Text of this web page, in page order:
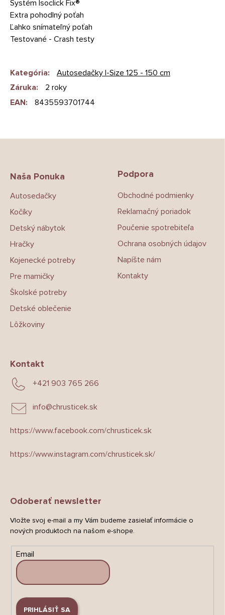
Systém Isoclick Fix®
Extra pohodlný poťah
Ľahko snímateľný poťah
Testované - Crash testy
Kategória:
Autosedačky I-Size 125 - 150 cm
Záruka:
2 roky
EAN: 8435593701744
Naša Ponuka
Autosedačky
Kočíky
Detský nábytok
Hračky
Kojenecké potreby
Pre mamičky
Školské potreby
Detské oblečenie
Lôžkoviny
Podpora
Obchodné podmienky
Reklamačný poriadok
Poučenie spotrebiteľa
Ochrana osobných údajov
Napíšte nám
Kontakty
Kontakt
info@chrusticek.sk
+421 903 765 266
https://www.facebook.com/chrusticek.sk
https://www.instagram.com/chrusticek.sk/
Odoberať newsletter
Vložte svoj e-mail a my Vám budeme zasielať informácie o
nových produktoch na našom e-shope.
Email
PRIHLÁSIŤ SA